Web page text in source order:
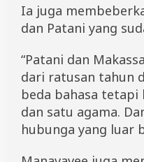
Ia juga
dan Patani yang
“Patani dan
dari ratusan tahun
beda bahasa tetapi
dan satu agama.
hubunga yang luar